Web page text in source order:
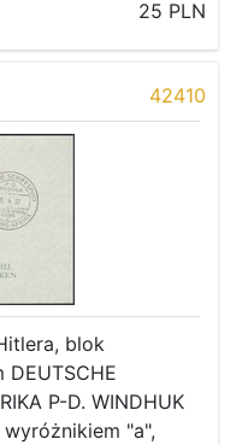
25 PLN
42410
blok
P-D. WINDHUK
wyróżnikiem "a",